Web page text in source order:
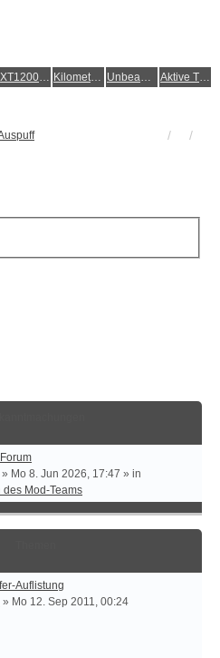
XT1200Z-Wiki Kilometerstatistik Unbeantwortete Themen Aktive Themen
Super Ténéré
» Mo 8. Jun 2026, 17:47 » in
Mod-Teams
Auflistung
» Mo 12. Sep 2011, 00:24